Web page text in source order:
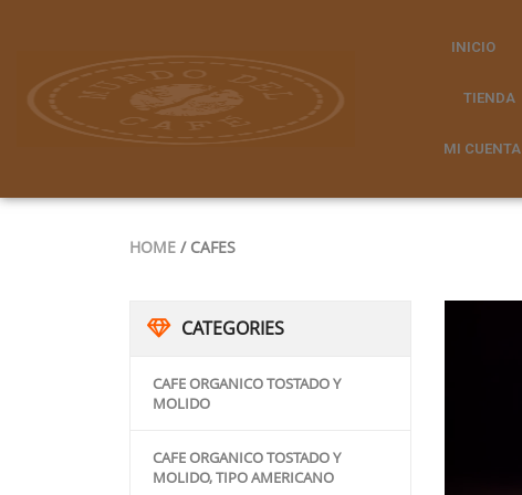
INICIO
TIENDA
MI CUENTA
HOME / CAFES
CATEGORIES
CAFE ORGANICO TOSTADO Y
MOLIDO
CAFE ORGANICO TOSTADO Y
MOLIDO, TIPO AMERICANO